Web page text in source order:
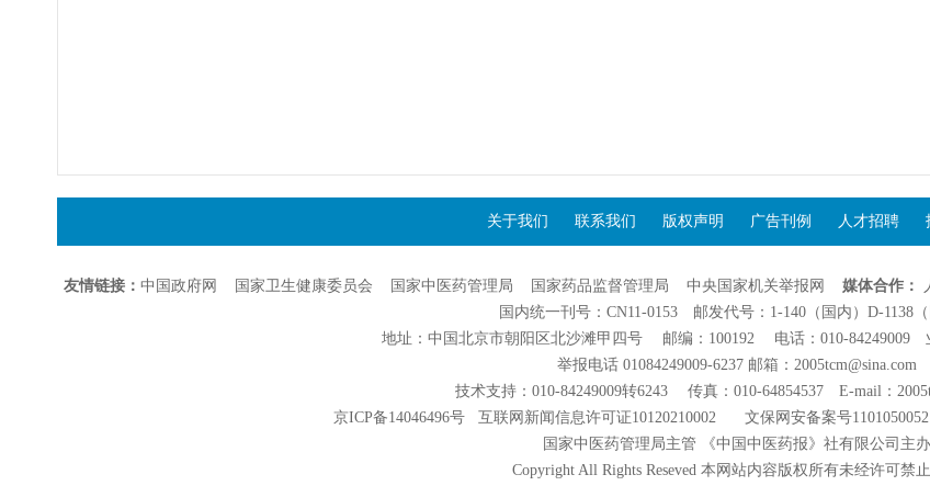
关于我们 联系我们 版权声明 广告刊例 人才招聘
友情链接： 中国政府网 国家卫生健康委员会 国家中医药管理局 国家药品监督管理局 中央国家机关举报网 媒体合作：
国内统一刊号：CN11-0153 邮发代号：1-140（国内）D-1138（
地址：中国北京市朝阳区北沙滩甲四号 邮编：100192 电话：010-84249009
举报电话 01084249009-6237 邮箱：2005tcm@sina.com
技术支持：010-84249009转6243 传真：010-64854537 E-mail：
京ICP备14046496号
互联网新闻信息许可证10120210002文保网安备案号
国家中医药管理局主管 《中国中医药报》社有限公司主办
Copyright All Rights Reseved 本网站内容版权所有未经许可禁